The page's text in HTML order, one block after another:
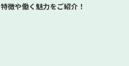
特徴や働く魅力をご紹介！